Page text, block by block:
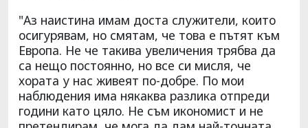
"Аз наистина имам доста служители, които
осигурявам, но смятам, че това е пътят към
Европа. Не че такива увеличения трябва да
са нещо постоянно, но все си мисля, че
хората у нас живеят по-добре. По мои
наблюдения има някаква разлика отпреди
години като цяло. Не съм икономист и не